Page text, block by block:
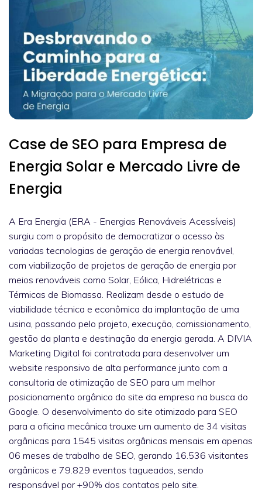
Case de SEO para Empresa de
Energia Solar e Mercado Livre de
Energia
A Era Energia (ERA - Energias Renováveis Acessíveis)
surgiu com o propósito de democratizar o acesso às
variadas tecnologias de geração de energia renovável,
com viabilização de projetos de geração de energia por
meios renováveis como Solar, Eólica, Hidrelétricas e
Térmicas de Biomassa. Realizam desde o estudo de
viabilidade técnica e econômica da implantação de uma
usina, passando pelo projeto, execução, comissionamento,
gestão da planta e destinação da energia gerada. A DIVIA
Marketing Digital foi contratada para desenvolver um
website responsivo de alta performance junto com a
consultoria de otimização de SEO para um melhor
posicionamento orgânico do site da empresa na busca do
Google. O desenvolvimento do site otimizado para SEO
para a oficina mecânica trouxe um aumento de 34 visitas
orgânicas para 1545 visitas orgânicas mensais em apenas
06 meses de trabalho de SEO, gerando 16.536 visitantes
orgânicos e 79.829 eventos tagueados, sendo
responsável por +90% dos contatos pelo site.